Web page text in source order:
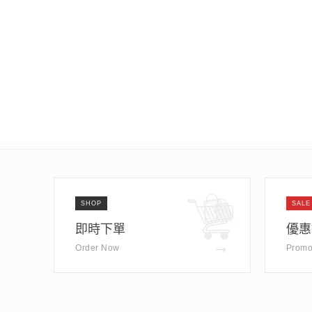
SHOP
即時下單
Order Now →
SALE
優